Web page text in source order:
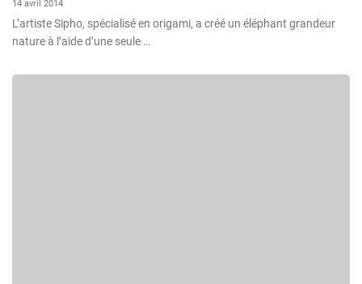
14 avril 2014
L’artiste Sipho, spécialisé en origami, a créé un éléphant grandeur
nature à l’aide d’une seule …